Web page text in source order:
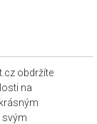
obdržíte
na
svým